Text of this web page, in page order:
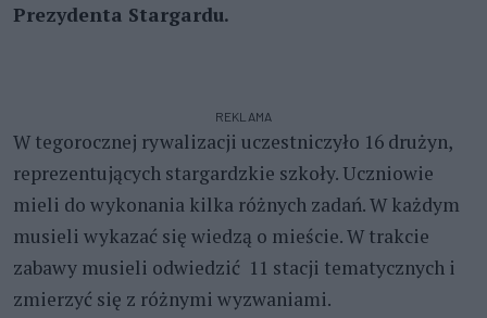
Prezydenta Stargardu.
REKLAMA
W tegorocznej rywalizacji uczestniczyło 16 drużyn,
reprezentujących stargardzkie szkoły. Uczniowie
mieli do wykonania kilka różnych zadań. W każdym
musieli wykazać się wiedzą o mieście. W trakcie
zabawy musieli odwiedzić 11 stacji tematycznych i
zmierzyć się z różnymi wyzwaniami.